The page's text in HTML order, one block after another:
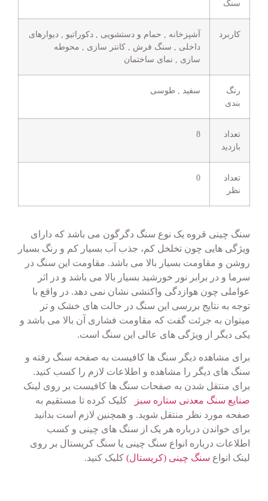
سنگ
کاربرد
آشپزخانه , حمام و دستشویی , دکوراتیو , دیوارهای
داخلی , سنگ فرش , کانتر سازی , محوطه
سازی , نمای ساختمان
رنگ
بندی
سفید , طوسی
تعداد
بازدید
8
تعداد
نظر
0
سنگ چینی قروه یک نوع سنگ دگرگون می باشد که دارای
ویژگی هایی چون تخلخل کم، جذب آب بسیار کم و رنگ بسیار
روشن و مقاومت بسیار بالا می باشد. مقاومت این سنگ در
سرما و در برابر نور خورشید بسیار بالا می باشد و در اثر
عواملی چون هوازدگی واکنشی نشان نمی دهد. در واقع با
توجه به نتایج بررسی این سنگ در حالت های خشک و تر
میتوان به جرئت گفت که مقاومت فشاری آن بالا می باشد و
یکی دیگر از ویژگی های عالی این سنگ است.
برای مشاهده دیگر سنگ ها کافیست به صفحه سنگ رفته و
سنگ های دیگر را مشاهده و اطلاعات لازم را کسب کنید.
برای منتقل شدن به صفحات سنگ ها کافیست بر روی لینک
صنایع سنگ معدنی ستاره سبز
کلیک کرده تا مستقیم به
صفحه مورد نظر منتقل شوید. و همچنین لازم است بدانید
برای خواندن درباره هر یک از سنگ های چینی و کسب
اطلاعات درباره انواع سنگ چینی یا سنگ کریستال بر روی
لینک انواع سنگ چینی (کریستال) کلیک کنید.